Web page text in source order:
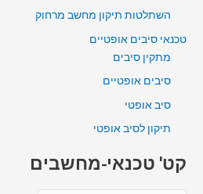
השתלטות תיקון מחשב מרחוק
טכנאי סיבים אופטיים
מתקין סיבים
סיבים אופטיים
סיב אופטי
תיקון לסיב אופטי
קט' טכנאי-מחשבים